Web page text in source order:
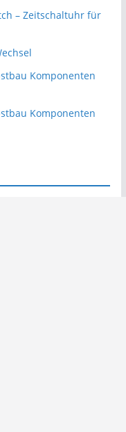
– Zeitschaltuhr für
Komponenten
Komponenten